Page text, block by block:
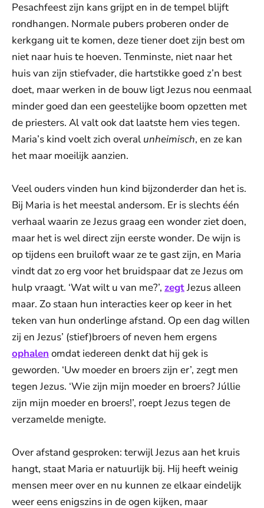
Pesachfeest zijn kans grijpt en in de tempel blijft
rondhangen. Normale pubers proberen onder de
kerkgang uit te komen, deze tiener doet zijn best om
niet naar huis te hoeven. Tenminste, niet naar het
huis van zijn stiefvader, die hartstikke goed z’n best
doet, maar werken in de bouw ligt Jezus nou eenmaal
minder goed dan een geestelijke boom opzetten met
de priesters. Al valt ook dat laatste hem vies tegen.
Maria’s kind voelt zich overal unheimisch, en ze kan
het maar moeilijk aanzien.
Veel ouders vinden hun kind bijzonderder dan het is.
Bij Maria is het meestal andersom. Er is slechts één
verhaal waarin ze Jezus graag een wonder ziet doen,
maar het is wel direct zijn eerste wonder. De wijn is
op tijdens een bruiloft waar ze te gast zijn, en Maria
vindt dat zo erg voor het bruidspaar dat ze Jezus om
hulp vraagt. ‘Wat wilt u van me?’, zegtJezus alleen
maar. Zo staan hun interacties keer op keer in het
teken van hun onderlinge afstand. Op een dag willen
zij en Jezus’ (stief)broers of neven hem ergens
ophalen omdat iedereen denkt dat hij gek is
geworden. ‘Uw moeder en broers zijn er’, zegt men
tegen Jezus. ‘Wie zijn mijn moeder en broers? Júllie
zijn mijn moeder en broers!’, roept Jezus tegen de
verzamelde menigte.
Over afstand gesproken: terwijl Jezus aan het kruis
hangt, staat Maria er natuurlijk bij. Hij heeft weinig
mensen meer over en nu kunnen ze elkaar eindelijk
weer eens enigszins in de ogen kijken, maar